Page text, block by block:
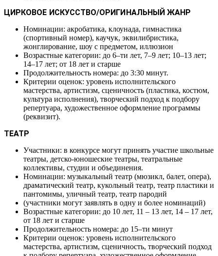
ЦИРКОВОЕ ИСКУССТВО/ОРИГИНАЛЬНЫЙ ЖАНР
Номинации: акробатика, клоунада, гимнастика
(спортивный номер), каучук, эквилибристика,
жонглирование, шоу с предметом, иллюзион
Возрастные категории: до 6–ти лет, 7–9 лет; 10–13 лет;
14–17 лет; от 18 лет и старше
Продолжительность номера: до 3:30 минут.
Критерии оценок: уровень исполнительского
мастерства, артистизм, сценичность (пластика, костюм,
культура исполнения), творческий подход к подбору
репертуара, художественное оформление программы
(реквизит).
ТЕАТР
Участники: в конкурсе могут принять участие школьные
театры, детско-юношеские театры, театральные
коллективы, студии и объединения.
Номинации: музыкальный театр (мюзикл, балет, опера),
драматический театр, кукольный театр, театр пластики и
пантомимы, уличный театр, театр пародий
(участники могут заявлять в одну и более номинаций)
Возрастные категории: до 10 лет, 11 – 13 лет, 14 – 17 лет,
от 18 лет и старше
Продолжительность номера: до 15–ти минут
Критерии оценок: уровень исполнительского
мастерства, артистизм, сценичность, творческий подход